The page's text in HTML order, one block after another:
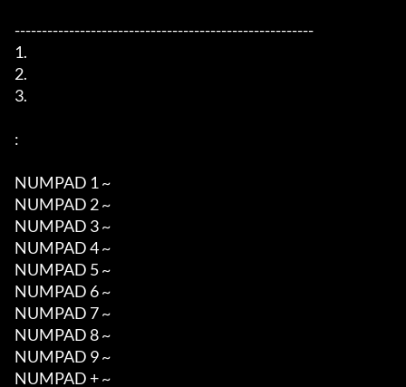
-------------------------------------------------------
1.
2.
3.
:
NUMPAD 1 ~
NUMPAD 2 ~
NUMPAD 3 ~
NUMPAD 4 ~
NUMPAD 5 ~
NUMPAD 6 ~
NUMPAD 7 ~
NUMPAD 8 ~
NUMPAD 9 ~
NUMPAD + ~